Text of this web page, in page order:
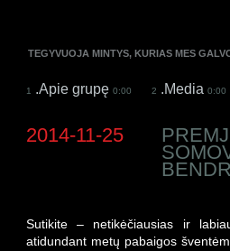
TEGYVUOJA MINTYS, KURIAS MES
1 .Apie grupę 0:00 2 .Media 0:00
2014-11-25
Sutikite – netikėčiausias ir
atidundant metų pabaigos